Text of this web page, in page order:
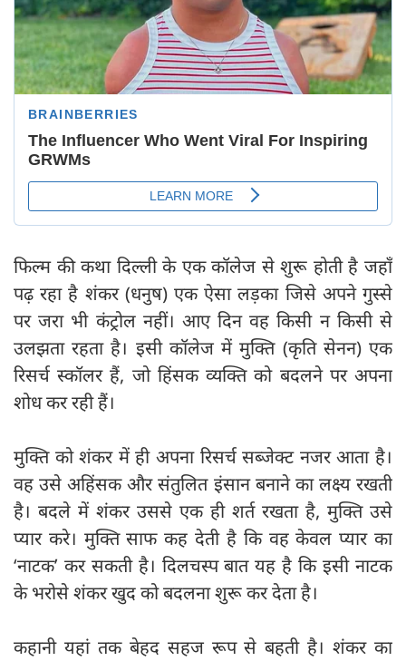
फिल्म की कथा दिल्ली के एक कॉलेज से शुरू होती है जहाँ
पढ़ रहा है शंकर (धनुष) एक ऐसा लड़का जिसे अपने गुस्से
पर जरा भी कंट्रोल नहीं। आए दिन वह किसी न किसी से
उलझता रहता है। इसी कॉलेज में मुक्ति (कृति सेनन) एक
रिसर्च स्कॉलर हैं, जो हिंसक व्यक्ति को बदलने पर अपना
शोध कर रही हैं।
मुक्ति को शंकर में ही अपना रिसर्च सब्जेक्ट नजर आता है।
वह उसे अहिंसक और संतुलित इंसान बनाने का लक्ष्य रखती
है। बदले में शंकर उससे एक ही शर्त रखता है, मुक्ति उसे
प्यार करे। मुक्ति साफ कह देती है कि वह केवल प्यार का
‘नाटक’ कर सकती है। दिलचस्प बात यह है कि इसी नाटक
के भरोसे शंकर खुद को बदलना शुरू कर देता है।
कहानी यहां तक बेहद सहज रूप से बहती है। शंकर का